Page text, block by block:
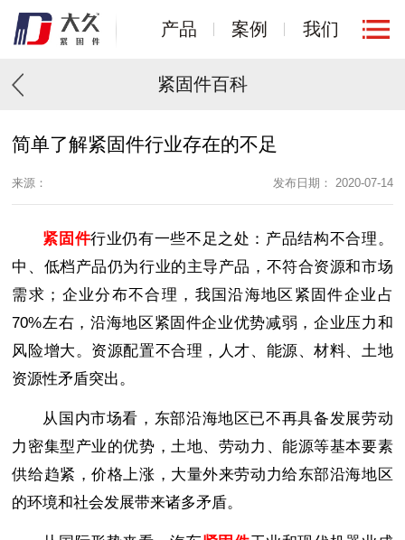
产品 案例 我们
紧固件百科
简单了解紧固件行业存在的不足
来源： 发布日期： 2020-07-14
紧固件行业仍有一些不足之处：产品结构不合理。
中、低档产品仍为行业的主导产品，不符合资源和市场
需求；企业分布不合理，我国沿海地区紧固件企业占
70%左右，沿海地区紧固件企业优势减弱，企业压力和
风险增大。资源配置不合理，人才、能源、材料、土地
资源性矛盾突出。
从国内市场看，东部沿海地区已不再具备发展劳动
力密集型产业的优势，土地、劳动力、能源等基本要素
供给趋紧，价格上涨，大量外来劳动力给东部沿海地区
的环境和社会发展带来诸多矛盾。